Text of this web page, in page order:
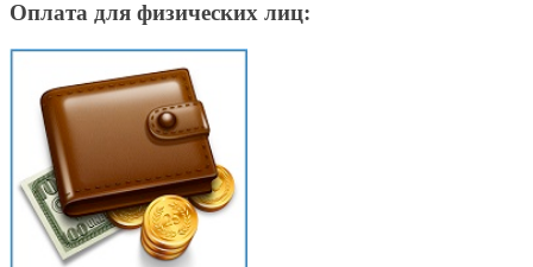
Оплата для физических лиц: